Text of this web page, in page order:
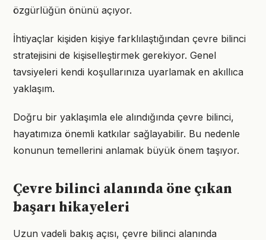
özgürlüğün önünü açıyor.
İhtiyaçlar kişiden kişiye farklılaştığından çevre bilinci
stratejisini de kişiselleştirmek gerekiyor. Genel
tavsiyeleri kendi koşullarınıza uyarlamak en akıllıca
yaklaşım.
Doğru bir yaklaşımla ele alındığında çevre bilinci,
hayatımıza önemli katkılar sağlayabilir. Bu nedenle
konunun temellerini anlamak büyük önem taşıyor.
Çevre bilinci alanında öne çıkan
başarı hikayeleri
Uzun vadeli bakış açısı, çevre bilinci alanında